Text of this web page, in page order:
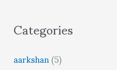
Categories
aarkshan(5)